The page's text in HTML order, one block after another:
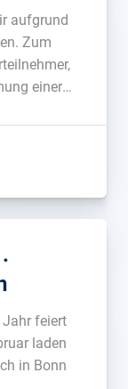
aufgrund
Zum
einer
mehr....
Jahr feiert
laden
in Bonn